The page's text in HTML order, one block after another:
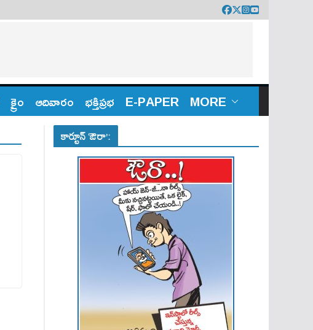
క్రైం ఆదివారం భక్తిప్రభ E-PAPER MORE
కార్టూన్ ‘ఔరా’: